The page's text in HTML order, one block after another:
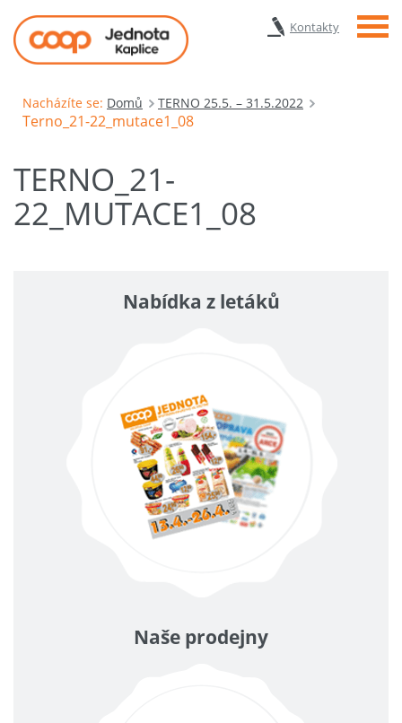
Kontakty Menu
Nacházíte se: Domů TERNO 25.5. – 31.5.2022
Terno_21-22_mutace1_08
TERNO_21-
22_MUTACE1_08
Nabídka z letáků
Naše prodejny